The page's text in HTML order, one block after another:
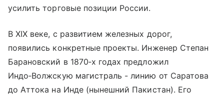
усилить торговые позиции России.
В XIX веке, с развитием железных дорог,
появились конкретные проекты. Инженер Степан
Барановский в 1870‑х годах предложил
Индо‑Волжскую магистраль - линию от Саратова
до Аттока на Инде (нынешний Пакистан). Его